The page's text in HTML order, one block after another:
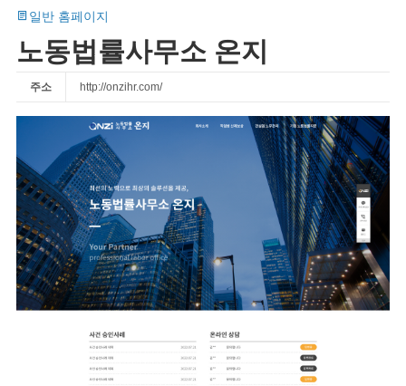
일반 홈페이지
노동법률사무소 온지
주소 http://onzihr.com/